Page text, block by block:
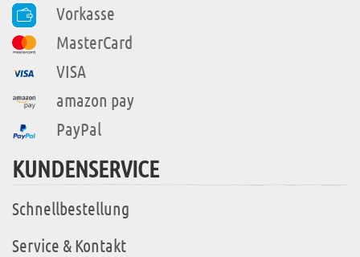
Vorkasse
MasterCard
VISA
amazon pay
PayPal
KUNDENSERVICE
Schnellbestellung
Service & Kontakt